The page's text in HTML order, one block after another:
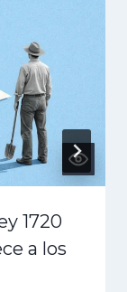
1720
a los